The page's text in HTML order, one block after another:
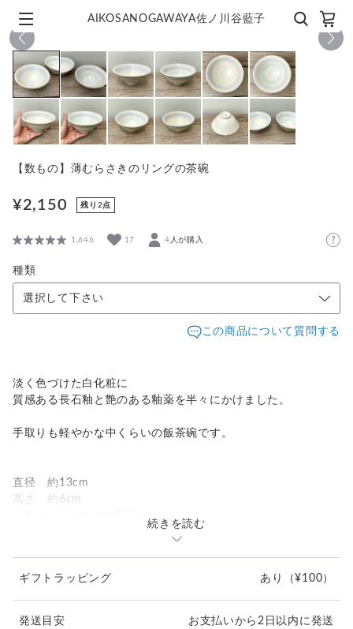
AIKOSANOGAWAYA佐ノ川谷藍子 /12
【数もの】薄むらさきのリングの茶碗
¥2,150 残り2点
1,646 17 4人が購入
種類
選択して下さい
この商品について質問する
淡く色づけた白化粧に
質感ある長石釉と艶のある釉薬を半々にかけました。
手取りも軽やかな中くらいの飯茶碗です。
直径 約13cm
高さ 約6cm
※手づくりですので若干のサイズや
焼き上がりの差異はご容赦ください。
続きを読む
ギフトラッピング あり （¥100）
発送目安 お支払いから2日以内に発送